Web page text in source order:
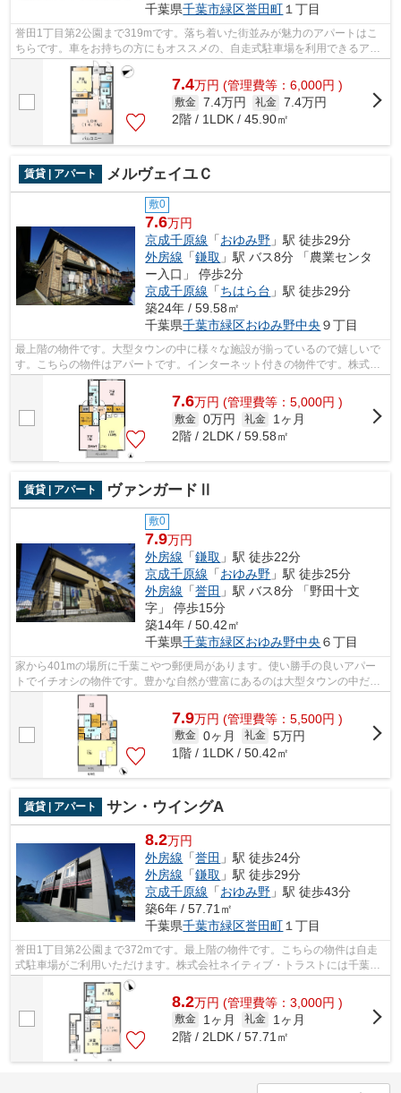
千葉県千葉市緑区誉田町 １丁目
誉田1丁目第2公園まで319mです。落ち着いた街並みが魅力のアパートはこ
ちらです。車をお持ちの方にもオススメの、自走式駐車場を利用できるアパ
ートです。こちらは通風良好な物件です...
7.4万円 (管理費等：6,000円 )
敷金 7.4万円 礼金 7.4万円
2階 / 1LDK / 45.90㎡
賃貸 | アパート メルヴェイユＣ
敷0
7.6万円
京成千原線 「おゆみ野 」駅 徒歩29分
外房線 「鎌取 」駅 バス8分 「農業センタ
ー入口」 停歩2分
京成千原線 「ちはら台 」駅 徒歩29分
築24年 / 59.58㎡
千葉県千葉市緑区おゆみ野中央 ９丁目
最上階の物件です。大型タウンの中に様々な施設が揃っているので嬉しいで
す。こちらの物件はアパートです。インターネット付きの物件です。株式会
社ネイティブ・トラストには千葉市緑...
7.6万円 (管理費等：5,000円 )
敷金 0万円 礼金
1ヶ月
2階 / 2LDK / 59.58㎡
賃貸 | アパート ヴァンガードⅡ
敷0
7.9万円
外房線 「鎌取 」駅 徒歩22分
京成千原線 「おゆみ野 」駅 徒歩25分
外房線 「誉田 」駅 バス8分 「野田十文
字」 停歩15分
築14年 / 50.42㎡
千葉県千葉市緑区おゆみ野中央 ６丁目
家から401mの場所に千葉こやつ郵便局があります。使い勝手の良いアパー
トでイチオシの物件です。豊かな自然が豊富にあるのは大型タウンの中だか
らです。インターネット有り物件なので...
7.9万円 (管理費等：5,500円 )
敷金 0ヶ月 礼金 5万円
1階 / 1LDK / 50.42㎡
賃貸 | アパート サン・ウイングA
8.2万円
外房線 「誉田 」駅 徒歩24分
外房線 「鎌取 」駅 徒歩29分
京成千原線 「おゆみ野 」駅 徒歩43分
築6年 / 57.71㎡
千葉県千葉市緑区誉田町 １丁目
誉田1丁目第2公園まで372mです。最上階の物件です。こちらの物件は自走
式駐車場がご利用いただけます。株式会社ネイティブ・トラストには千葉市
緑区エリアの賃貸情報がございます。お...
8.2万円 (管理費等：3,000円 )
敷金 1ヶ月 礼金
1ヶ月
2階 / 2LDK / 57.71㎡